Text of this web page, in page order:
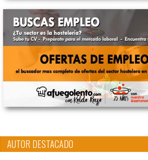
AUTOR DESTACADO